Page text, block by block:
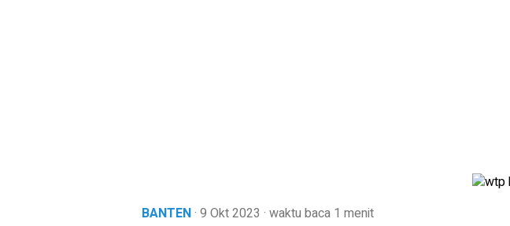
BANTEN· 9 Okt 2023 · waktu baca 1 menit